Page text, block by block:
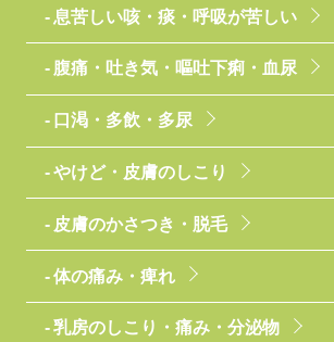
息苦しい咳・痰・呼吸が苦しい
腹痛・吐き気・嘔吐下痢・血尿
口渇・多飲・多尿
やけど・皮膚のしこり
皮膚のかさつき・脱毛
体の痛み・痺れ
乳房のしこり・痛み・分泌物